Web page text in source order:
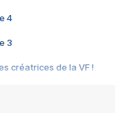
4
3
créatrices de la VF !